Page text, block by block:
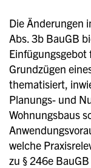
Die Änderungen
Abs. 3b BauGB
Einfügungsgebot
Grundzügen
thematisiert,
Planungs- und
Wohnungsbaus
welche
zu § 246e BauGB